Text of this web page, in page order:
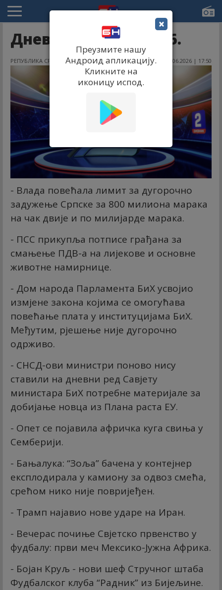
Дневник 2 11.06.2026.
РЕПУБЛИКА СРПСКА 11.06.2026 | 17:50
- Влада повећала лимит за дугорочно
задужење Српске за 800 милиона марака
на чак двије и по милијарде марака.
- ПСС прикупља потписе грађана за
смањење ПДВ-а на лијекове и основне
животне намирнице.
- Дом народа Парламента БиХ усвојио
измјене закона којима се омогућава
повећање плата у институцијама БиХ.
Међутим, рјешење није дугорочно
одрживо.
- СНСД-ови министри поново нису
ставили на дневни ред Савјету
министара БиХ потребне материјале за
добијање новца из Плана раста ЕУ.
- Опет се појавила афричка куга свиња у
Семберији.
- Бањалука: “Зоља” бачена у контејнер
експлодирала у камиону за одвоз смећа,
срећом нико није повријеђен.
- Трамп најавио нове ударе на Иран.
- Вечерас почиње Свјетско првенство у
фудбалу: први меч Мексико-Јужна Африка.
- Бојан Круљ - нови шеф Стручног штаба
Фудбалског клуба “Радник” из Бијељине.
×
Преузмите нашу
Андроид апликацију.
Кликните на
иконицу испод.